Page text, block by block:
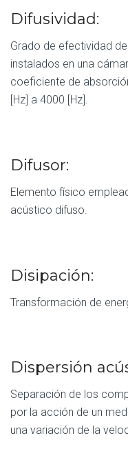
Difusividad:
Grado de efectividad
instalados en una
coeficiente de
[Hz] a 4000 [Hz].
Difusor:
Elemento físico
acústico difuso.
Disipación:
Transformación de
Dispersión
Separación de los
por la acción de un
una variación de la